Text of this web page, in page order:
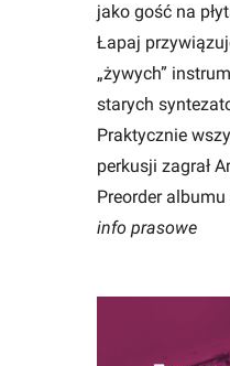
jako gość na
Łapaj
„żywych”
starych
Praktycznie
perkusji zagrał
Preorder
info prasowe